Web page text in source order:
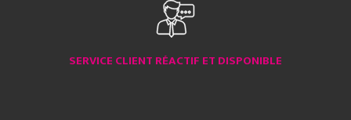
SERVICE CLIENT RÉACTIF ET DISPONIBLE